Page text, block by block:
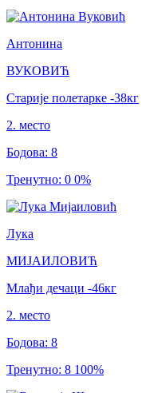
Антонина
ВУКОВИЋ
Старије полетарке -38кг
2. место
Бодова: 8
Тренутно: 0 0%
Лука
МИЈАИЛОВИЋ
Млађи дечаци -46кг
2. место
Бодова: 8
Тренутно: 8 100%